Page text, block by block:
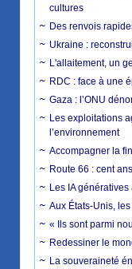
cultures
Des renvois
Ukraine :
L'allaitement, un
RDC : face à une
Gaza : l’ONU
Les exploitations
l’environnement
Accompagner la
Route 66 : cent
Les IA
Aux États-Unis,
« Ils sont parmi
Redessiner le
La souveraineté